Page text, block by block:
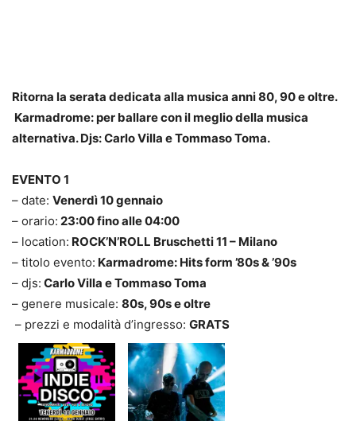
Ritorna la serata dedicata alla musica anni 80, 90 e oltre.
Karmadrome: per ballare con il meglio della musica
alternativa. Djs: Carlo Villa e Tommaso Toma.
EVENTO 1
– date: Venerdì 10 gennaio
– orario: 23:00 fino alle 04:00
– location: ROCK’N’ROLL Bruschetti 11 – Milano
– titolo evento: Karmadrome: Hits form ’80s & ’90s
– djs: Carlo Villa e Tommaso Toma
– genere musicale: 80s, 90s e oltre
– prezzi e modalità d’ingresso: GRATS